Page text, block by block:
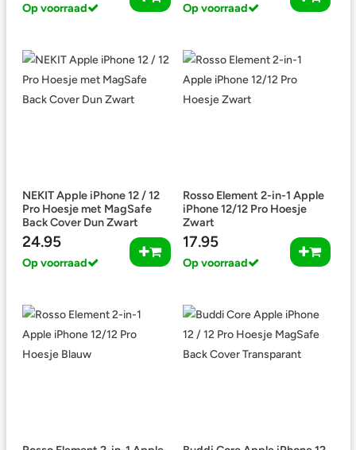
Op voorraad Op voorraad
NEKIT Apple iPhone 12 / 12
Pro Hoesje met MagSafe
Back Cover Dun Zwart
24.95
Op voorraad
Rosso Element 2-in-1 Apple
iPhone 12/12 Pro Hoesje
Zwart
17.95
Op voorraad